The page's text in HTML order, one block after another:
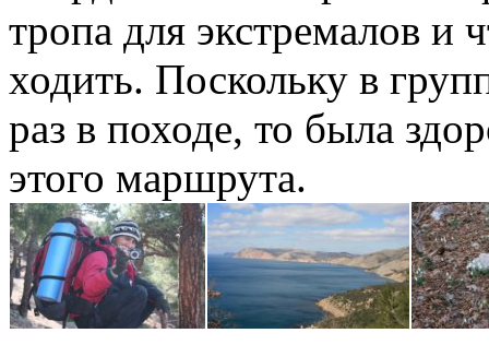
тропа для экстремалов и
ходить. Поскольку в
раз в походе, то была
этого маршрута.